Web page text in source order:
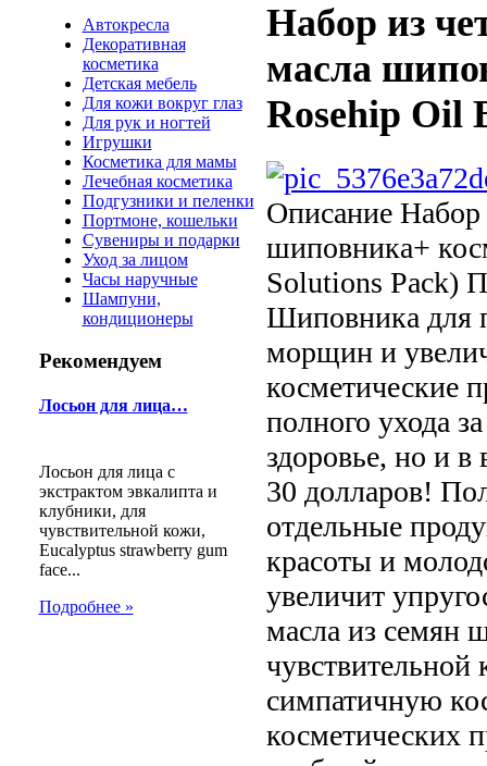
Автокресла
Декоративная
косметика
Детская мебель
Для кожи вокруг глаз
Для рук и ногтей
Игрушки
Косметика для мамы
Лечебная косметика
Подгузники и пеленки
Портмоне, кошельки
Сувениры и подарки
Уход за лицом
Часы наручные
Шампуни,
кондиционеры
Рекомендуем
Лосьон для лица…
Лосьон для лица с
экстрактом эвкалипта и
клубники, для
чувствительной кожи,
Eucalyptus strawberry gum
face...
Подробнее »
Набор из
масла
Rosehip Oil
ОписаниеНабор
шиповника+
Solutions Pack)
Шиповника для
морщин и
косметические
полного ухода
здоровье, но и
30 долларов!
отдельные
красоты и
увеличит
масла из семян
симпатичную
косметических